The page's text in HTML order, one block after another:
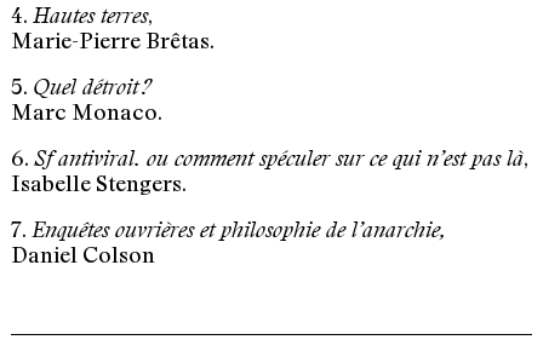
4. Hautes terres,
Marie-Pierre Brêtas.
5. Quel détroit ?
Marc Monaco.
6. Sf antiviral. ou comment spéculer sur ce qui n’est pas là,
Isabelle Stengers.
7. Enquêtes ouvrières et philosophie de l’anarchie,
Daniel Colson